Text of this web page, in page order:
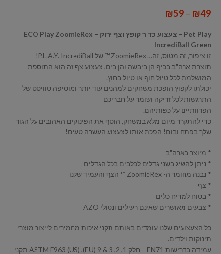
₪49
–
₪59
Pet Play – צעצוע כדור קופץ וצף ירוק – ECO Play ZoomieRex
IncrediBall Green
זו ציפור, זה מטוס, זה… ZoomieRex ™ של P.L.A.Y. IncrediBall!
תוצרת ארה"ב בכיף הן ביבשה והן בים, צעצוע צף זה הוא התוספת
המושלמת לכל טיול חוף או טיול בחוץ.
יכולתו לקפוץ הופכת משחקים למהנים עוד יותר ומוסיפה טוויסט של
התרגשות לכל זריקה ושומר על חבריכם
הפרוותיים על כפותיהם.
כדי להתקרר מיום מלא במשחק, הוסף את הפינוקים האהובים על הגור
שלך בפתח ובום! הפכת אותו לצעצוע העשרה טעים!
* מיוצר בארה"ב
* ניתן להשיג בשני גדלים לכלבים בכל הגדלים
* נבנה מחומר ה- ZoomieRex ™ הצף והעמיד שלנו
* צף
* בטוח למדיח כלים
* צבעים מאושרים שאינם רעילים ונטולי AZO
כל הצעצועים שלנו עומדים באותם תקני איכות מחמירים לייצור מוצרי
תינוקות וילדים.
עמידה בדרישות EN71 – חלק 1, 2, 3 & 9 (EU), ASTM F963 (US) תקני